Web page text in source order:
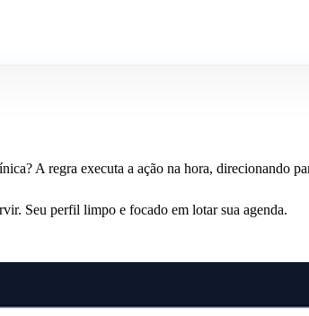
A regra executa a ação na hora, direcionando
Seu perfil limpo e focado em lotar sua agenda.